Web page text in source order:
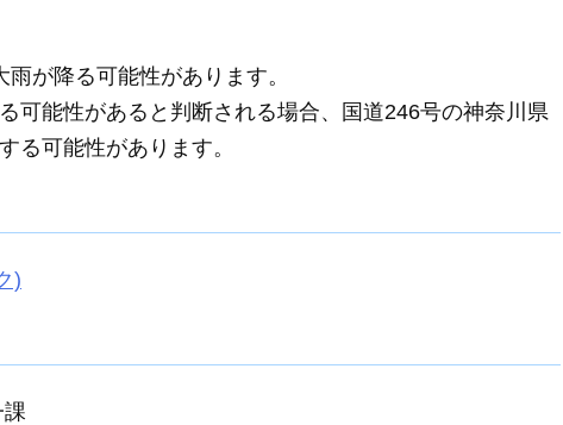
が降る可能性があります。
可能性があると判断される場合、国道246号の神奈川県
る可能性があります。
)